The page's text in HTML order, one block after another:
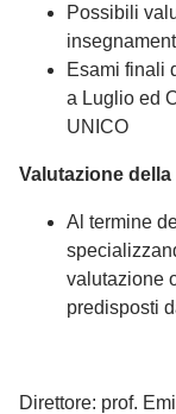
Possibili
Esami finali
a Luglio ed
UNICO
Valutazione
Al termine
valutazione
predisposti
Direttore: prof.